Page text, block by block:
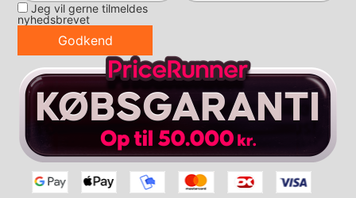
Jeg vil gerne tilmeldes
nyhedsbrevet
Godkend